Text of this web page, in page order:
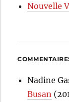
Nouvelle
Nadine
Busan